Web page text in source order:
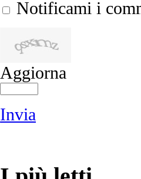
Notificami i
Aggiorna
Invia